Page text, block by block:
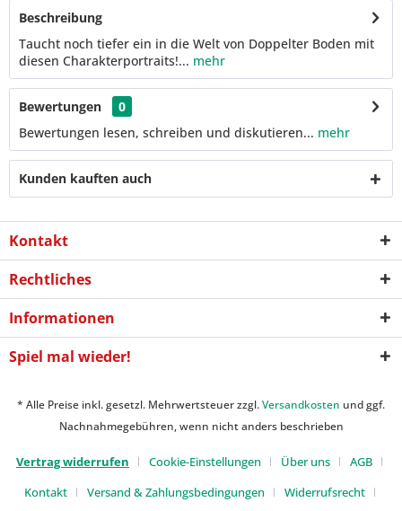
Beschreibung
Taucht noch tiefer ein in die Welt von Doppelter Boden mit
diesen Charakterportraits!... mehr
Bewertungen
0
Bewertungen lesen, schreiben und diskutieren... mehr
Kunden kauften auch
Kontakt
Rechtliches
Informationen
Spiel mal wieder!
* Alle Preise inkl. gesetzl. Mehrwertsteuer zzgl.Versandkosten und ggf.
Nachnahmegebühren, wenn nicht anders beschrieben
Vertrag widerrufen Cookie-Einstellungen Über uns
AGB
Kontakt
Versand & Zahlungsbedingungen Widerrufsrecht